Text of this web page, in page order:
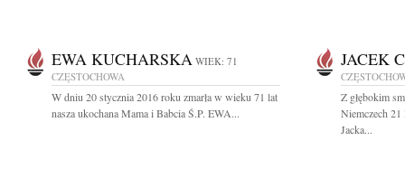
EWA KUCHARSKA WIEK: 71
CZĘSTOCHOWA
W dniu 20 stycznia 2016 roku zmarła w wieku 71 lat
nasza ukochana Mama i Babcia Ś.P. EWA...
JACEK
Z głębokim
Niemczech
Jacka...